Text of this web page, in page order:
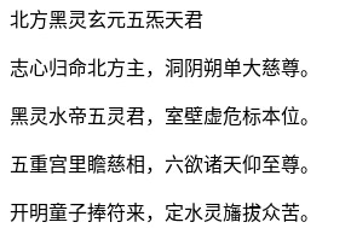
北方黑灵玄元五炁天君
志心归命北方主，洞阴朔单大慈尊。
黑灵水帝五灵君，室壁虚危标本位。
五重宫里瞻慈相，六欲诸天仰至尊。
开明童子捧符来，定水灵旛拔众苦。